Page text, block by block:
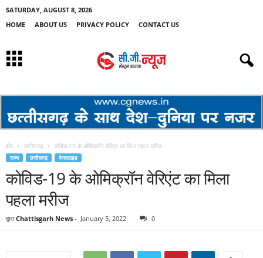
SATURDAY, AUGUST 8, 2026
HOME
ABOUT US PRIVACY POLICY CONTACT US
होम छत्तीसगढ़ कोविड-19 के ओमिक्रॉन वेरिएंट का मिला पहला मरीज
राज्य छत्तीसगढ़ मेनस्लाइड
कोविड-19 के ओमिक्रॉन वेरिएंट का मिला
पहला मरीज
द्वारा Chattisgarh News - January 5, 2022 0